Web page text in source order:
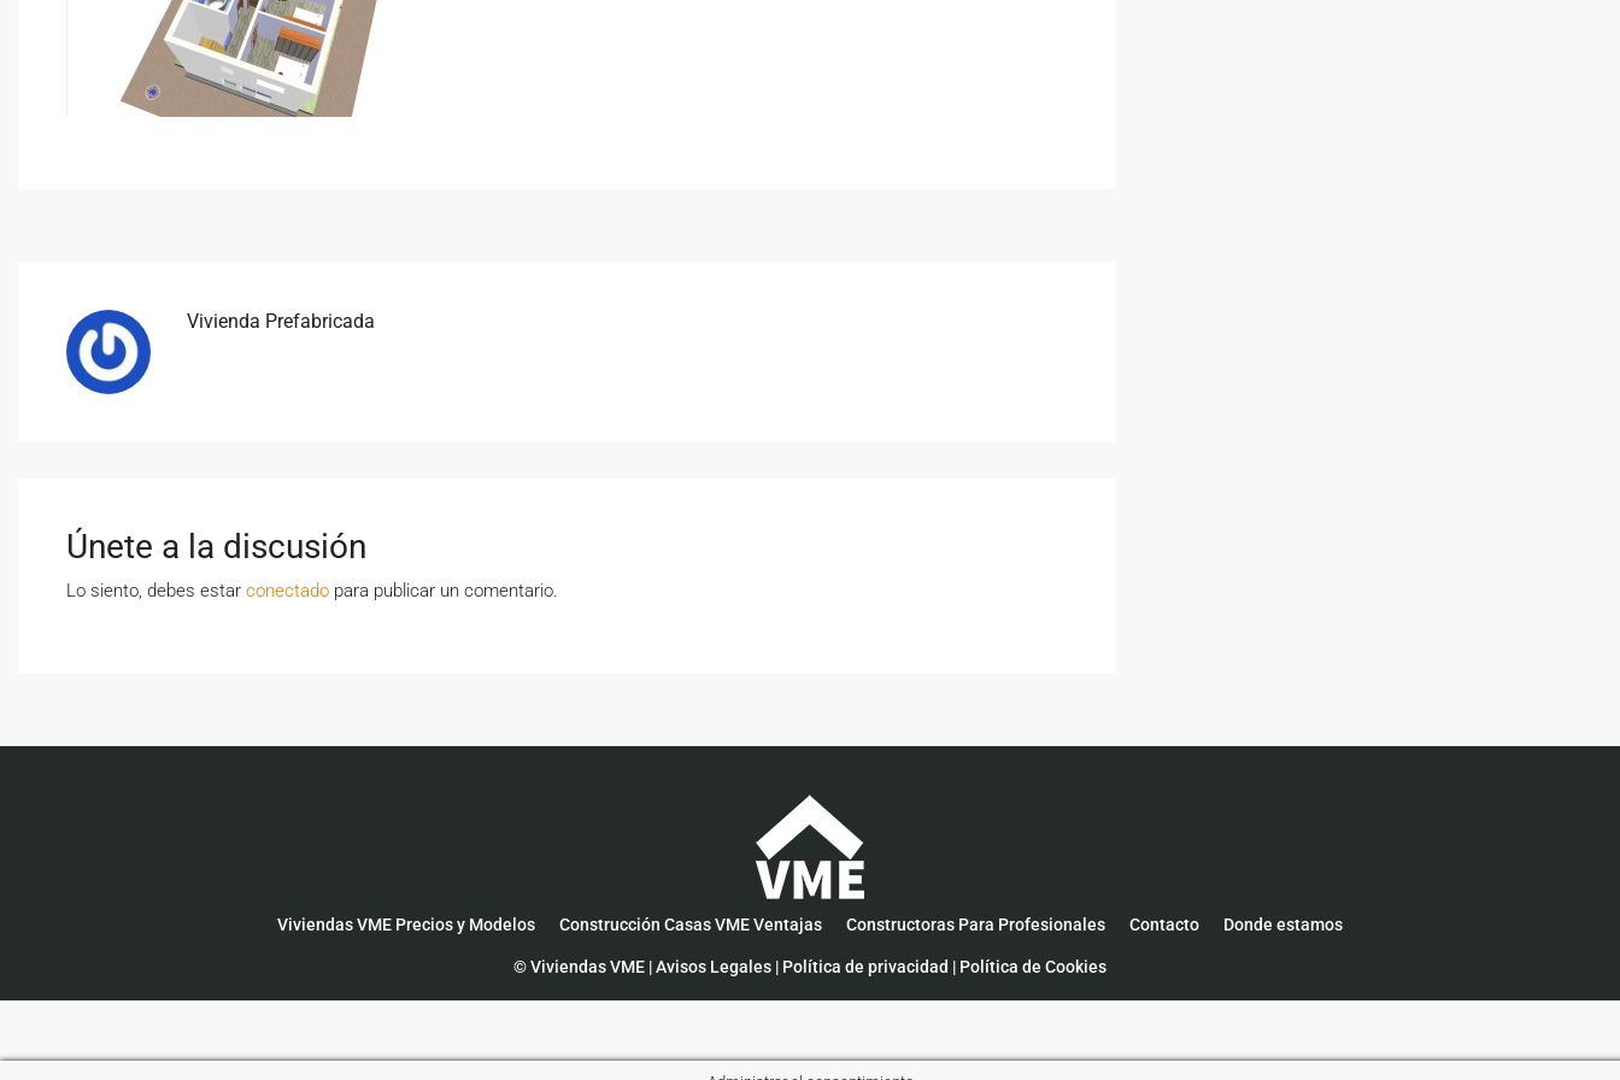
Vivienda Prefabricada
Únete a la discusión
Lo siento, debes estar conectado para publicar un comentario.
Viviendas VME Precios y Modelos Construcción Casas VME Ventajas Constructoras Para Profesionales Contacto Donde estamos
© Viviendas VME |Avisos Legales | Política de privacidad | Política de Cookies